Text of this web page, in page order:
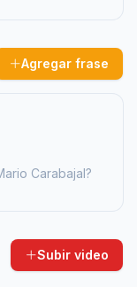
Agregar frase
Carabajal?
Subir video